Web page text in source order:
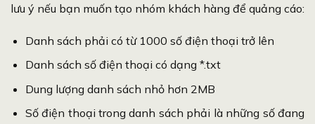
lưu ý nếu bạn muốn tạo nhóm khách hàng để quảng cáo:
Danh sách phải có từ 1000 số điện thoại trở lên
Danh sách số điện thoại có dạng *.txt
Dung lượng danh sách nhỏ hơn 2MB
Số điện thoại trong danh sách phải là những số đang